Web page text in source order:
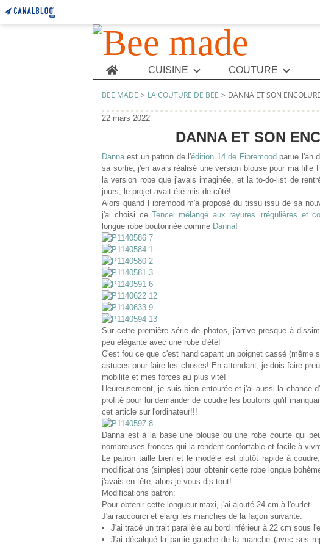
Home CUISINE COUTURE
BEE MADE > LA COUTURE DE BEE > DANNA ET SON
22 mars 2022
DANNA ET SON
Dannaest un patron de l'édition 14 de Fibremood parue l'an
sa sortie, j'en avais réalisé une version blouse pour ma fille
la version robe que j'avais imaginée, et la to-do-list de
jours, le projet avait été mis de côté!
Alors quand Fibremood m'a proposé du tissu issu de sa
j'ai choisi ce Tencel mélangé aux rayures irrégulières et
longue robe boutonnée comme Danna!
Sur cette première série de photos, j'arrive presque à
peu élégante avec une robe d'été!
C'est fou ce que c'est handicapant un poignet cassé
astuces pour faire les choses! En attendant, je dois faire
mobilité et mes forces au plus vite!
Heureusement, je suis bien entourée et j'ai aussi la chance
profité pour lui demander de coudre les boutons qu'il
cet article sur l'ordinateur!!!
Danna est à la base une blouse ou une robe courte qui
nombreuses fronces qui la rendent confortable et facile à
Le patron taille bien et le modèle est plutôt rapide à
modifications (simples) pour obtenir cette robe longue
j'avais en tête, alors je vous dis tout!
Modifications patron:
Pour obtenir cette longueur maxi, j'ai ajouté 24 cm à l'ourlet.
J'ai raccourci et élargi les manches de la façon suivante:
J'ai tracé un trait parallèle au bord inférieur à 22 cm sous
J'ai décalqué la partie gauche de la manche (avec ses